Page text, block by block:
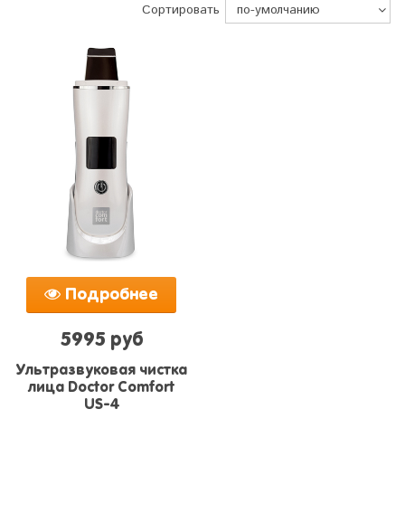
Сортировать
Подробнее
5995 руб
Ультразвуковая чистка
лица Doctor Comfort
US-4